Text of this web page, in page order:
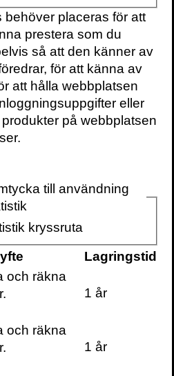
VOLANTE PÅTWITTER
böcker,
evenemang
levereras ungefär
en gång i veckan
till din inbox
placeras för att
prestera som du
så att den känner av
för att känna av
att hålla webbplatsen
eller
på webbplatsen
till användning
kryssruta
Lagringstid
och räkna
1 år
och räkna
1 år